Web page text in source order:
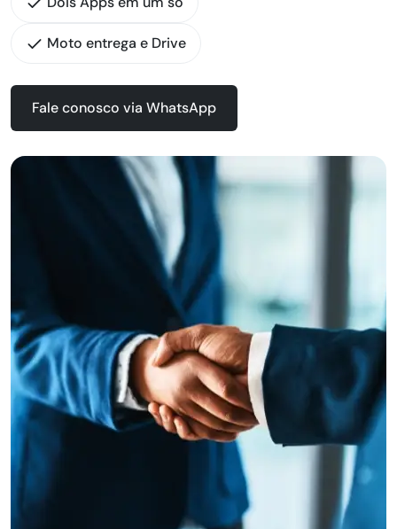
Moto entrega e Drive
Fale conosco via WhatsApp